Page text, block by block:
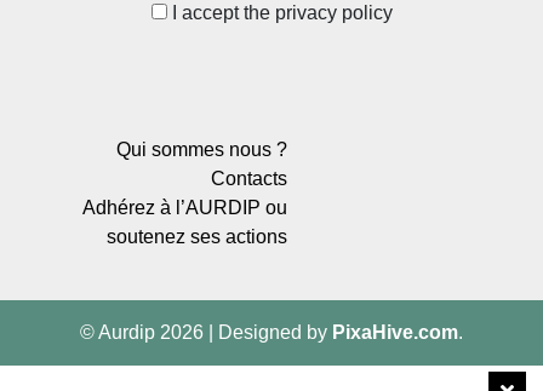
I accept the privacy policy
Qui sommes nous ?
Contacts
Adhérez à l’AURDIP ou
soutenez ses actions
© Aurdip 2026 Designed by PixaHive.com.